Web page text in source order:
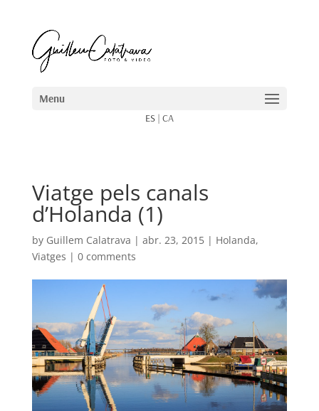
ES| CA
Viatge pels canals
d’Holanda (1)
by Guillem Calatrava | abr. 23, 2015| Holanda,
Viatges | 0 comments